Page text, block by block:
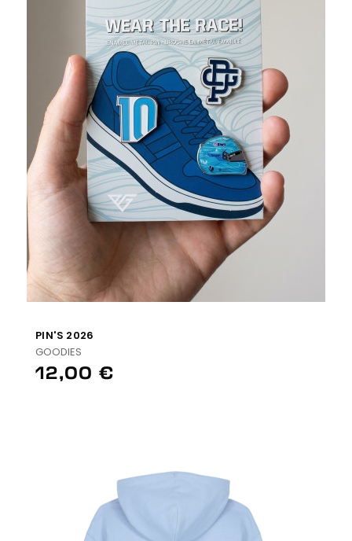
PIN'S 2026
GOODIES
12,00 €